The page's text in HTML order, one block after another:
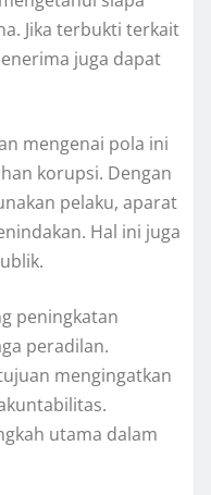
Jika terbukti terkait
juga dapat
mengenai pola ini
korupsi. Dengan
pelaku, aparat
Hal ini juga
peningkatan
peradilan.
mengingatkan
utama dalam